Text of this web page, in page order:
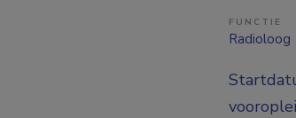
FUNCTIE
Radioloog